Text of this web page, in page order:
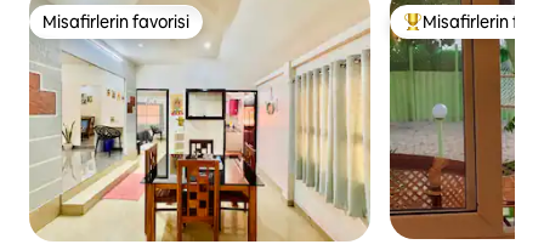
Misafirlerin favorisi
Misafirlerin favorisi Misafirlerin
Misafirlerin